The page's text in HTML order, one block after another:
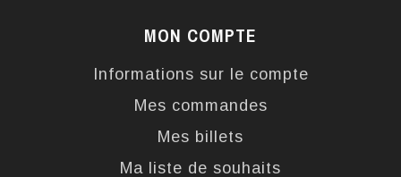
MON COMPTE
Informations sur le compte
Mes commandes
Mes billets
Ma liste de souhaits